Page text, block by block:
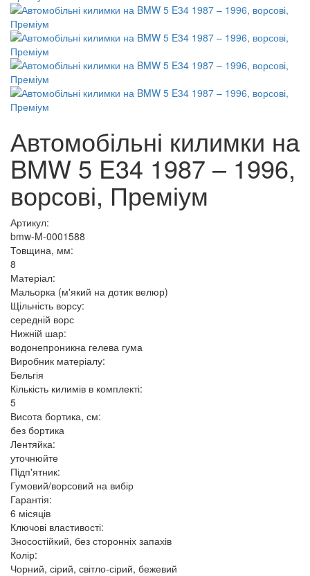
Автомобільні килимки на
BMW 5 E34 1987 – 1996,
ворсові, Преміум
Артикул:
bmw-M-0001588
Товщина, мм:
8
Матеріал:
Мальорка (м'який на дотик велюр)
Щільність ворсу:
середній ворс
Нижній шар:
водонепроникна гелева гума
Виробник матеріалу:
Бельгія
Кількість килимів в комплекті:
5
Висота бортика, см:
без бортика
Лентяйка:
уточнюйте
Підп'ятник:
Гумовий/ворсовий на вибір
Гарантія:
6 місяців
Ключові властивості:
Зносостійкий, без сторонніх запахів
Колір:
Чорний, сірий, світло-сірий, бежевий